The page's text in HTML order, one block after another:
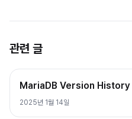
관련 글
MariaDB Version History (
2025년 1월 14일